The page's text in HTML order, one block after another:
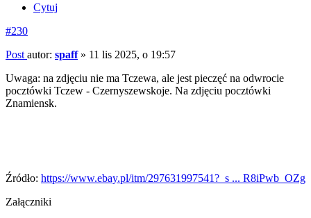
Cytuj
#230
Post autor: spaff» 11 lis 2025, o 19:57
Uwaga: na zdjęciu nie ma Tczewa, ale jest pieczęć na odwrocie
pocztówki Tczew - Czernyszewskoje. Na zdjęciu pocztówki
Znamiensk.
Źródło: https://www.ebay.pl/itm/297631997541?_s ... R8iPwb_OZg
Załączniki